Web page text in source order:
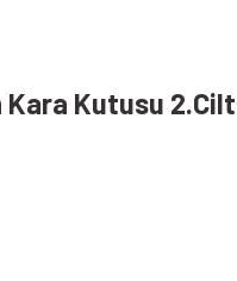
Kara Kutusu